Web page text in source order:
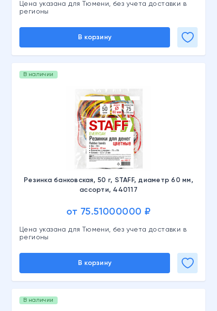
Цена указана для Тюмени, без учета доставки в
регионы
В корзину
В наличии
Резинка банковская, 50 г, STAFF, диаметр 60 мм,
ассорти, 440117
от 75.51000000 ₽
Цена указана для Тюмени, без учета доставки в
регионы
В корзину
В наличии